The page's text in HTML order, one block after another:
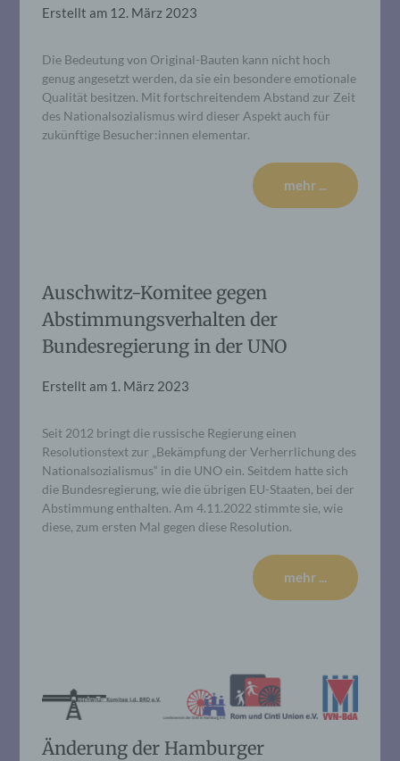
Erstellt am 12. März 2023
Die Bedeutung von Original-Bauten kann nicht hoch
genug angesetzt werden, da sie ein besondere emotionale
Qualität besitzen. Mit fortschreitendem Abstand zur Zeit
des Nationalsozialismus wird dieser Aspekt auch für
zukünftige Besucher:innen elementar.
mehr ...
Auschwitz-Komitee gegen
Abstimmungsverhalten der
Bundesregierung in der UNO
Erstellt am 1. März 2023
Seit 2012 bringt die russische Regierung einen
Resolutionstext zur „Bekämpfung der Verherrlichung des
Nationalsozialismus“ in die UNO ein. Seitdem hatte sich
die Bundesregierung, wie die übrigen EU-Staaten, bei der
Abstimmung enthalten. Am 4.11.2022 stimmte sie, wie
diese, zum ersten Mal gegen diese Resolution.
mehr ...
Änderung der Hamburger